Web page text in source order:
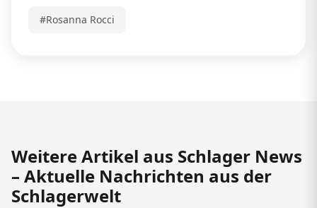
#Rosanna Rocci
Weitere Artikel aus Schlager News
– Aktuelle Nachrichten aus der
Schlagerwelt